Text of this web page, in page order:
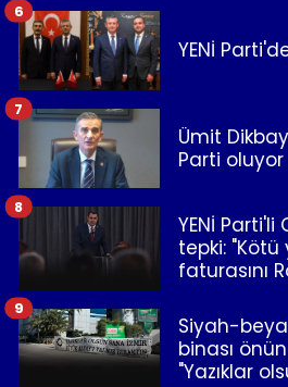
YENİ
6
Ümit
Parti oluyor
7
YENİ
tepki:
faturasını
8
Siyah-
binası
"Yazıklar
9